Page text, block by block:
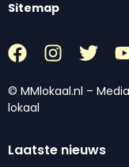
Sitemap
© MMlokaal.nl –
lokaal
Laatste nieuws